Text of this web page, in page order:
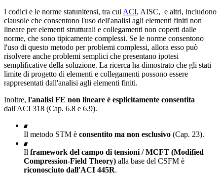
I codici e le norme statunitensi, tra cuiACI, AISC, e altri, includono
clausole che consentono l'uso dell'analisi agli elementi finiti non
lineare per elementi strutturali e collegamenti non coperti dalle
norme, che sono tipicamente complessi. Se le norme consentono
l'uso di questo metodo per problemi complessi, allora esso può
risolvere anche problemi semplici che presentano ipotesi
semplificative della soluzione. La ricerca ha dimostrato che gli stati
limite di progetto di elementi e collegamenti possono essere
rappresentati dall'analisi agli elementi finiti.
Inoltre, l'analisi FE non lineare è esplicitamente consentita
dall'ACI 318 (Cap. 6.8 e 6.9).
Il metodo STM è consentito ma non esclusivo (Cap. 23).
Il framework del campo di tensioni / MCFT (Modified
Compression-Field Theory) alla base del CSFM è
riconosciuto dall'ACI 445R.